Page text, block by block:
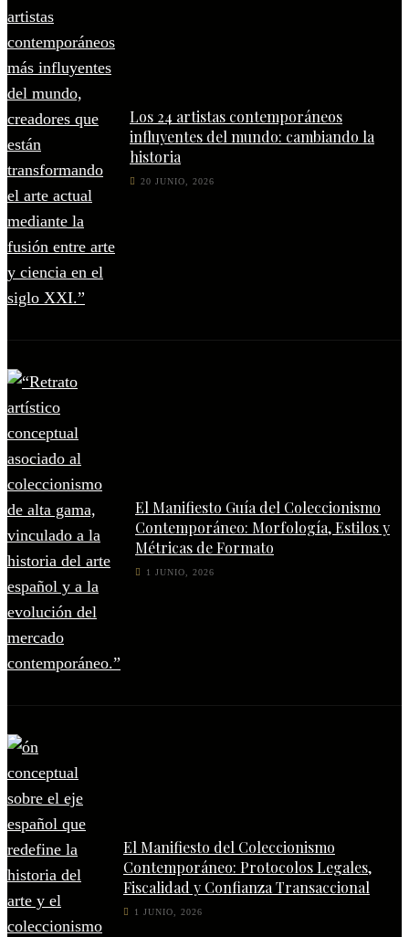
Los 24 artistas contemporáneos
influyentes del mundo: cambiando la
historia
20 JUNIO, 2026
El Manifiesto Guía del Coleccionismo
Contemporáneo: Morfología, Estilos y
Métricas de Formato
1 JUNIO, 2026
El Manifiesto del Coleccionismo
Contemporáneo: Protocolos Legales,
Fiscalidad y Confianza Transaccional
1 JUNIO, 2026